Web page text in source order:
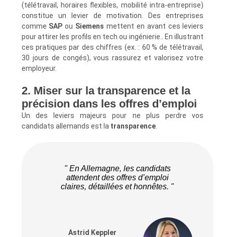
(télétravail, horaires flexibles, mobilité intra‑entreprise)
constitue un levier de motivation. Des entreprises
comme SAP ou Siemens mettent en avant ces leviers
pour attirer les profils en tech ou ingénierie.. En illustrant
ces pratiques par des chiffres (ex. : 60 % de télétravail,
30 jours de congés), vous rassurez et valorisez votre
employeur.
2. Miser sur la transparence et la
précision dans les offres d’emploi
Un des leviers majeurs pour ne plus perdre vos
candidats allemands est la transparence.
" En Allemagne, les candidats
attendent des offres d’emploi
claires, détaillées et honnêtes. "
Astrid Keppler